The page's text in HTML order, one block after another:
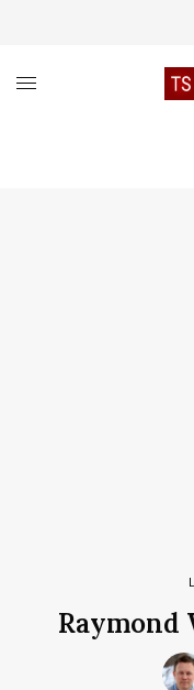
Raymond